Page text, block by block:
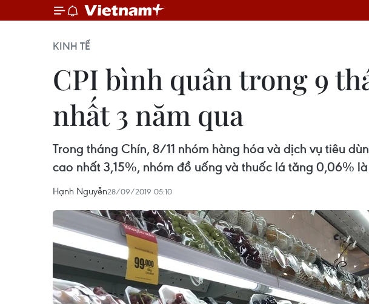
KINH TẾ
CPI bình quân trong 9
nhất 3 năm qua
Trong tháng Chín, 8/11 nhóm hàng hóa và dịch vụ tiêu
cao nhất 3,15%, nhóm đồ uống và thuốc lá tăng 0,06%
Hạnh Nguyễn28/09/2019 05:10